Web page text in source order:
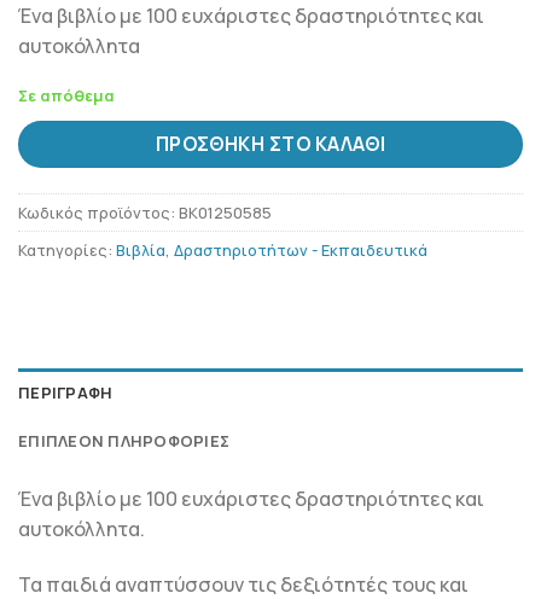
Ένα βιβλίο με 100 ευχάριστες δραστηριότητες και
αυτοκόλλητα
Σε απόθεμα
ΠΡΟΣΘΉΚΗ ΣΤΟ ΚΑΛΆΘΙ
Κωδικός προϊόντος: BK01250585
Κατηγορίες: Βιβλία, Δραστηριοτήτων - Εκπαιδευτικά
ΠΕΡΙΓΡΑΦΉ
ΕΠΙΠΛΈΟΝ ΠΛΗΡΟΦΟΡΊΕΣ
Ένα βιβλίο με 100 ευχάριστες δραστηριότητες και
αυτοκόλλητα.
Τα παιδιά αναπτύσσουν τις δεξιότητές τους και